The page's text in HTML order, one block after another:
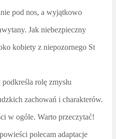
pod nos, a wyjątkowo
Jak niebezpieczny
kobiety z niepozornego St
rolę zmysłu
zachowań i charakterów.
w ogóle. Warto przeczytać!
polecam adaptacje